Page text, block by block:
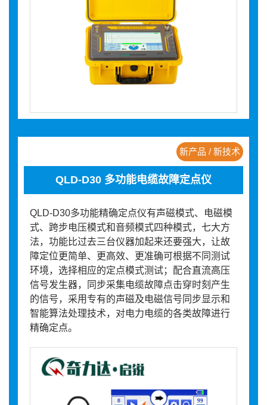
新产品 / 新技术
QLD-D30 多功能电缆故障定点仪
QLD-D30多功能精确定点仪有声磁模式、电磁模
式、跨步电压模式和音频模式四种模式，七大方
法，功能比过去三台仪器加起来还要强大，让故
障定位更简单、更高效、更准确可根据不同测试
环境，选择相应的定点模式测试；配合直流高压
信号发生器，同步采集电缆故障点击穿时刻产生
的信号，采用专有的声磁及电磁信号同步显示和
智能算法处理技术，对电力电缆的各类故障进行
精确定点。